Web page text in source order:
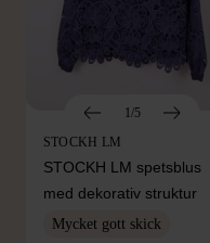
1/5
STOCKH LM
STOCKH LM spetsblus
med dekorativ struktur
Mycket gott skick